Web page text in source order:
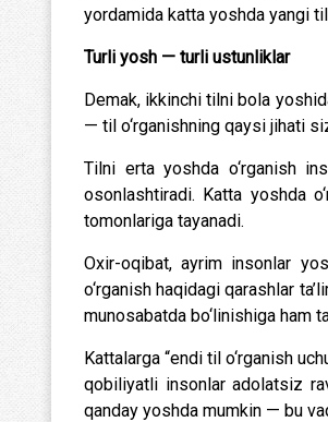
yordamida katta yoshda yangi
Turli yosh — turli ustunliklar
Demak, ikkinchi tilni bola
— til o‘rganishning qaysi jihati
Tilni erta yoshda o‘rganish
osonlashtiradi. Katta yoshda
tomonlariga tayanadi.
Oxir-oqibat, ayrim insonlar
o‘rganish haqidagi qarashlar
munosabatda bo‘linishiga ham
Kattalarga “endi til o‘rganish
qobiliyatli insonlar adolatsiz
qanday yoshda mumkin — bu